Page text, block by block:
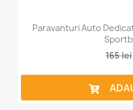
Paravanturi Auto
165 lei